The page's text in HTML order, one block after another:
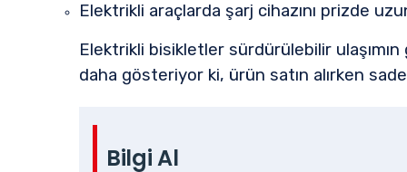
Elektrikli araçlarda şarj cihazını prizde
Elektrikli bisikletler sürdürülebilir
daha gösteriyor ki, ürün satın alırken
Bilgi Al